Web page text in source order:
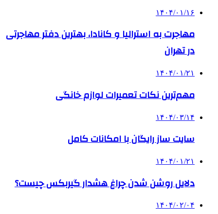
۱۴۰۴/۰۱/۱۶
مهاجرت به استرالیا و کانادا، بهترین دفتر مهاجرتی
در تهران
۱۴۰۴/۰۱/۲۱
مهم‌ترین نکات تعمیرات لوازم خانگی
۱۴۰۴/۰۳/۱۴
سایت ساز رایگان با امکانات کامل
۱۴۰۴/۰۱/۲۱
دلایل روشن شدن چراغ هشدار گیربکس چیست؟
۱۴۰۴/۰۲/۰۴